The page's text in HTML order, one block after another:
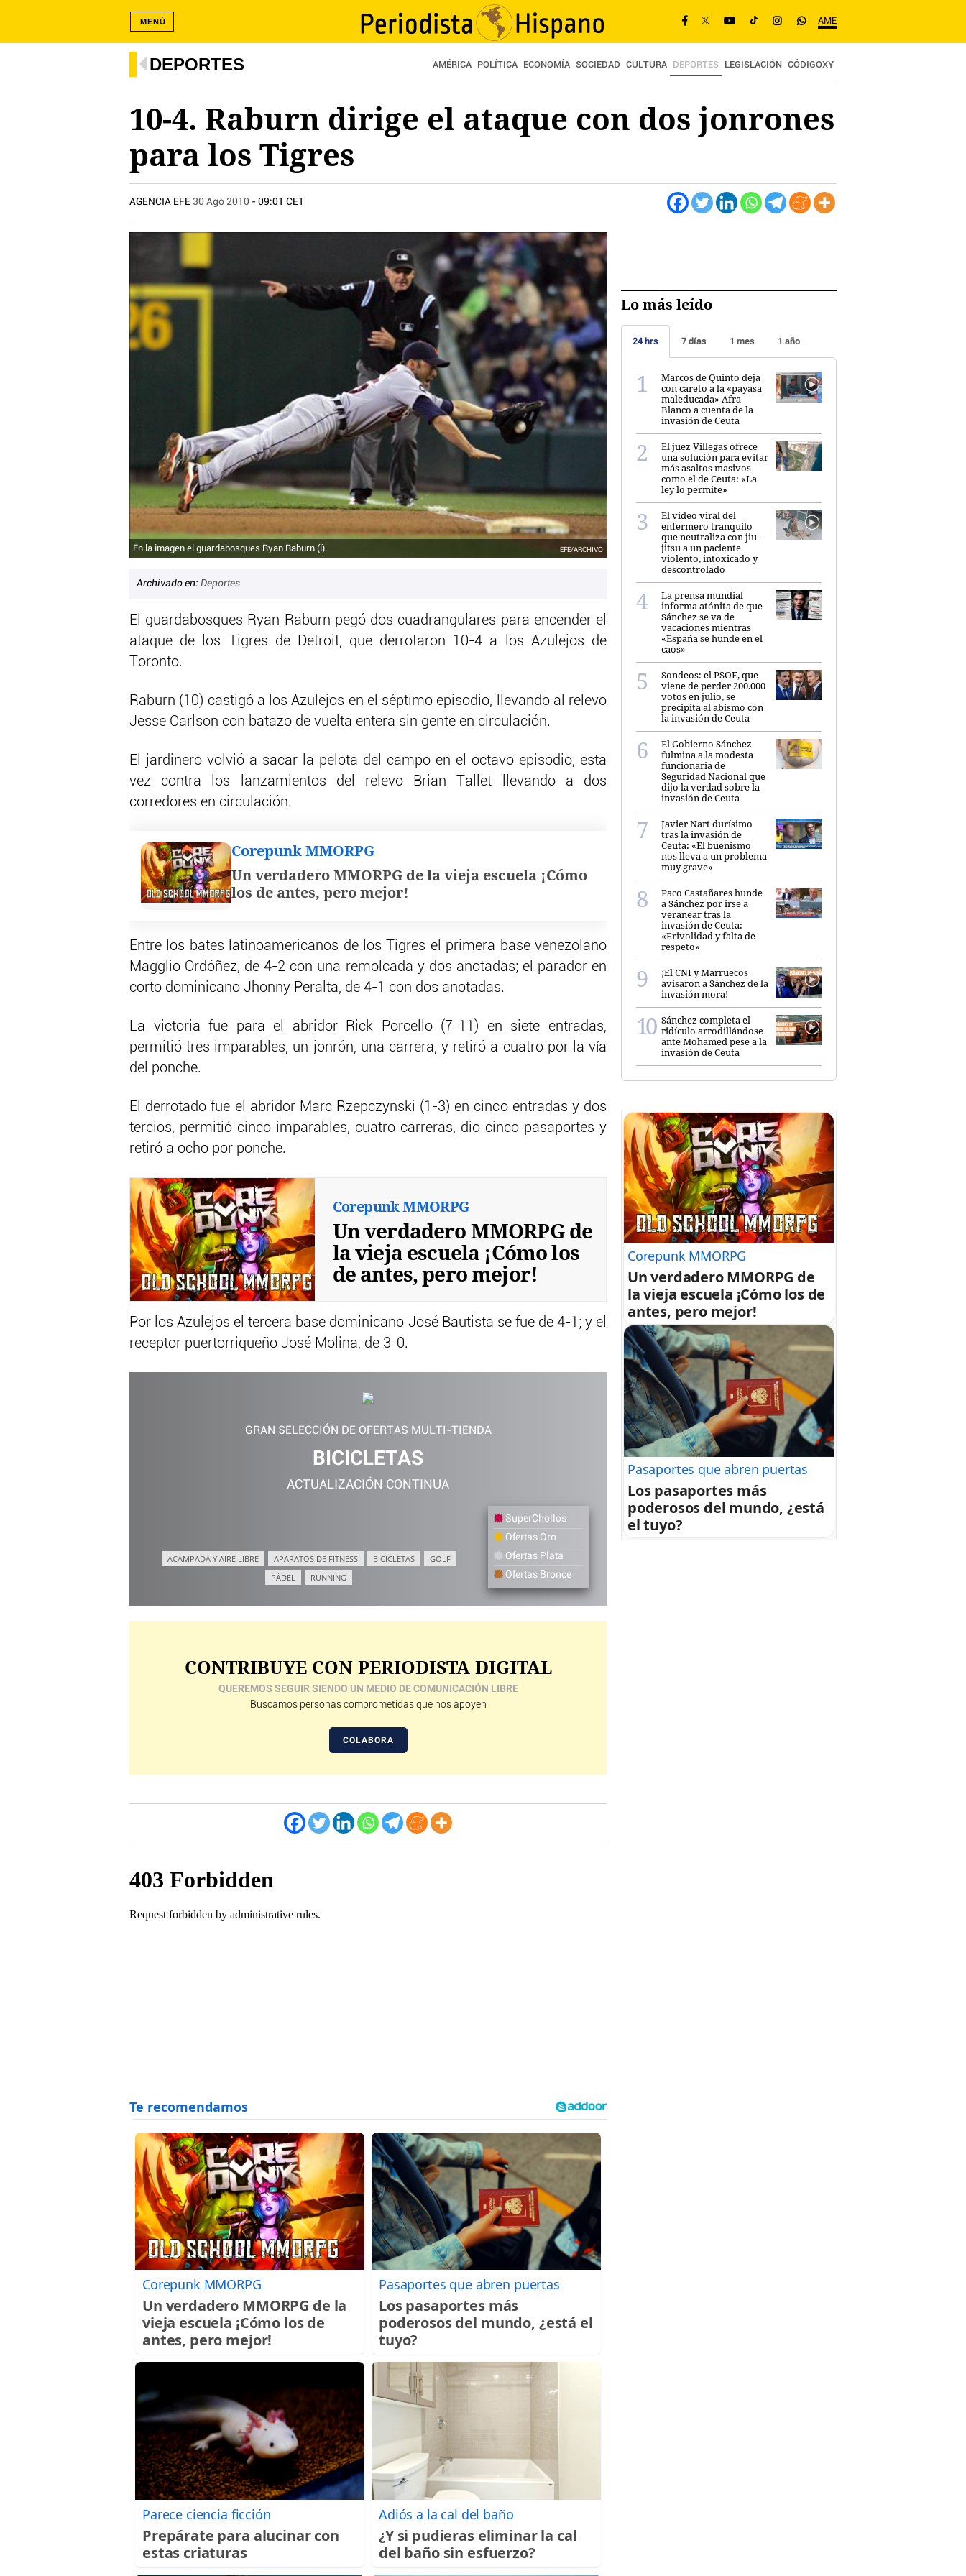
AME
MENÚ
DEPORTES AMÉRICA POLÍTICA ECONOMÍA SOCIEDAD CULTURA DEPORTES LEGISLACIÓN CÓDIGOXY
10-4. Raburn dirige el ataque con dos jonrones
para los Tigres
AGENCIA EFE 30 Ago 2010 - 09:01 CET
En la imagen el guardabosques Ryan Raburn (i). EFE/ARCHIVO
Archivado en: Deportes
El guardabosques Ryan Raburn pegó dos cuadrangulares para encender el
ataque de los Tigres de Detroit, que derrotaron 10-4 a los Azulejos de
Toronto.
Raburn (10) castigó a los Azulejos en el séptimo episodio, llevando al relevo
Jesse Carlson con batazo de vuelta entera sin gente en circulación.
El jardinero volvió a sacar la pelota del campo en el octavo episodio, esta
vez contra los lanzamientos del relevo Brian Tallet llevando a dos
corredores en circulación.
Corepunk MMORPG
Un verdadero MMORPG de la vieja escuela ¡Cómo
los de antes, pero mejor!
Entre los bates latinoamericanos de los Tigres el primera base venezolano
Magglio Ordóñez, de 4-2 con una remolcada y dos anotadas; el parador en
corto dominicano Jhonny Peralta, de 4-1 con dos anotadas.
La victoria fue para el abridor Rick Porcello (7-11) en siete entradas,
permitió tres imparables, un jonrón, una carrera, y retiró a cuatro por la vía
del ponche.
El derrotado fue el abridor Marc Rzepczynski (1-3) en cinco entradas y dos
tercios, permitió cinco imparables, cuatro carreras, dio cinco pasaportes y
retiró a ocho por ponche.
Corepunk MMORPG
Un verdadero MMORPG de
la vieja escuela ¡Cómo los
de antes, pero mejor!
Por los Azulejos el tercera base dominicano José Bautista se fue de 4-1; y el
receptor puertorriqueño José Molina, de 3-0.
GRAN SELECCIÓN DE OFERTAS MULTI-TIENDA
BICICLETAS
ACTUALIZACIÓN CONTINUA
ACAMPADA Y AIRE LIBRE APARATOS DE FITNESS BICICLETAS
GOLF
PÁDEL
RUNNING
SuperChollos
Ofertas Oro
Ofertas Plata
Ofertas Bronce
CONTRIBUYE CON PERIODISTA DIGITAL
QUEREMOS SEGUIR SIENDO UN MEDIO DE COMUNICACIÓN LIBRE
Buscamos personas comprometidas que nos apoyen
COLABORA
Corepunk MMORPG
Un verdadero MMORPG de la
vieja escuela ¡Cómo los de
antes, pero mejor!
Pasaportes que abren puertas
Los pasaportes más
poderosos del mundo, ¿está el
tuyo?
Parece ciencia ficción
Prepárate para alucinar con
estas criaturas
Adiós a la cal del baño
¿Y si pudieras eliminar la cal
del baño sin esfuerzo?
Lo más leído
24 hrs 7 días 1 mes 1 año
Marcos de Quinto deja
con careto a la «payasa
maleducada» Afra
Blanco a cuenta de la
invasión de Ceuta
El juez Villegas ofrece
una solución para evitar
más asaltos masivos
como el de Ceuta: «La
ley lo permite»
El vídeo viral del
enfermero tranquilo
que neutraliza con jiu-
jitsu a un paciente
violento, intoxicado y
descontrolado
La prensa mundial
informa atónita de que
Sánchez se va de
vacaciones mientras
«España se hunde en el
caos»
Sondeos: el PSOE, que
viene de perder 200.000
votos en julio, se
precipita al abismo con
la invasión de Ceuta
El Gobierno Sánchez
fulmina a la modesta
funcionaria de
Seguridad Nacional que
dijo la verdad sobre la
invasión de Ceuta
Javier Nart durísimo
tras la invasión de
Ceuta: «El buenismo
nos lleva a un problema
muy grave»
Paco Castañares hunde
a Sánchez por irse a
veranear tras la
invasión de Ceuta:
«Frivolidad y falta de
respeto»
¡El CNI y Marruecos
avisaron a Sánchez de la
invasión mora!
Sánchez completa el
ridículo arrodillándose
ante Mohamed pese a la
invasión de Ceuta
Corepunk MMORPG
Un verdadero MMORPG de
la vieja escuela ¡Cómo los de
antes, pero mejor!
Pasaportes que abren puertas
Los pasaportes más
poderosos del mundo, ¿está
el tuyo?